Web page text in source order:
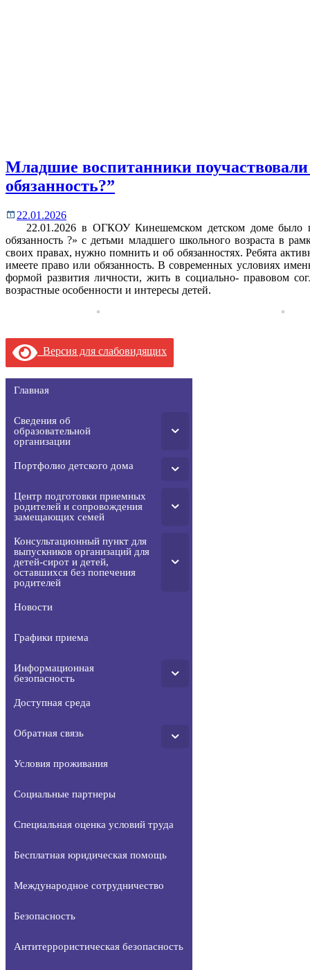
Младшие воспитанники
обязанность?”
22.01.2026
22.01.2026 в ОГКОУ Кинешемском детском доме было
обязанность ?» с детьми младшего школьного возраста в
своих правах, нужно помнить и об обязанностях. Ребята
имеете право или обязанность. В современных условиях
формой развития личности, жить в социально- правовом
возрастные особенности и интересы детей.
Версия для слабовидящих
Главная
Сведения об
образовательной
организации
Портфолио детского дома
Центр подготовки приемных
родителей и сопровождения
замещающих семей
Консультационный пункт для
выпускников организаций для
детей-сирот и детей,
оставшихся без попечения
родителей
Новости
Графики приема
Информационная
безопасность
Доступная среда
Обратная связь
Условия проживания
Социальные партнеры
Специальная оценка условий труда
Бесплатная юридическая помощь
Международное сотрудничество
Безопасность
Антитеррористическая безопасность